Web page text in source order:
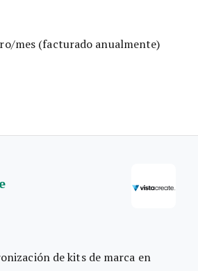
mes (facturado anualmente)
de kits de marca en